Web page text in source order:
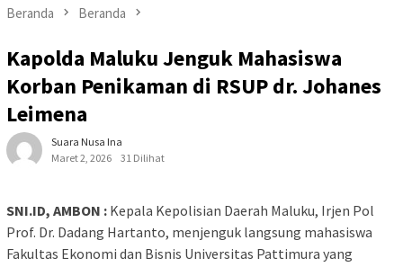
Beranda Beranda
Kapolda Maluku Jenguk Mahasiswa
Korban Penikaman di RSUP dr. Johanes
Leimena
Suara Nusa Ina
Maret 2, 2026
31 Dilihat
SNI.ID, AMBON : Kepala Kepolisian Daerah Maluku, Irjen Pol
Prof. Dr. Dadang Hartanto, menjenguk langsung mahasiswa
Fakultas Ekonomi dan Bisnis Universitas Pattimura yang